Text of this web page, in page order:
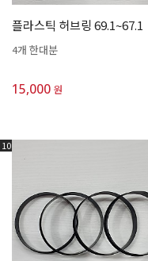
플라스틱 허브링 69.1~67.1
4개 한대분
15,000 원
10